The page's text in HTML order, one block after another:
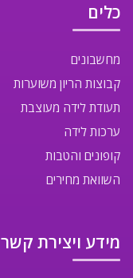
כלים
מחשבונים
קבוצות הריון משוערות
תעודת לידה מעוצבת
ערכות לידה
קופונים והטבות
השוואת מחירים
מידע ויצירת קשר